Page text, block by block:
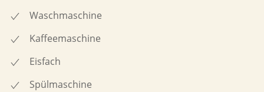
Waschmaschine
Kaffeemaschine
Eisfach
Spülmaschine